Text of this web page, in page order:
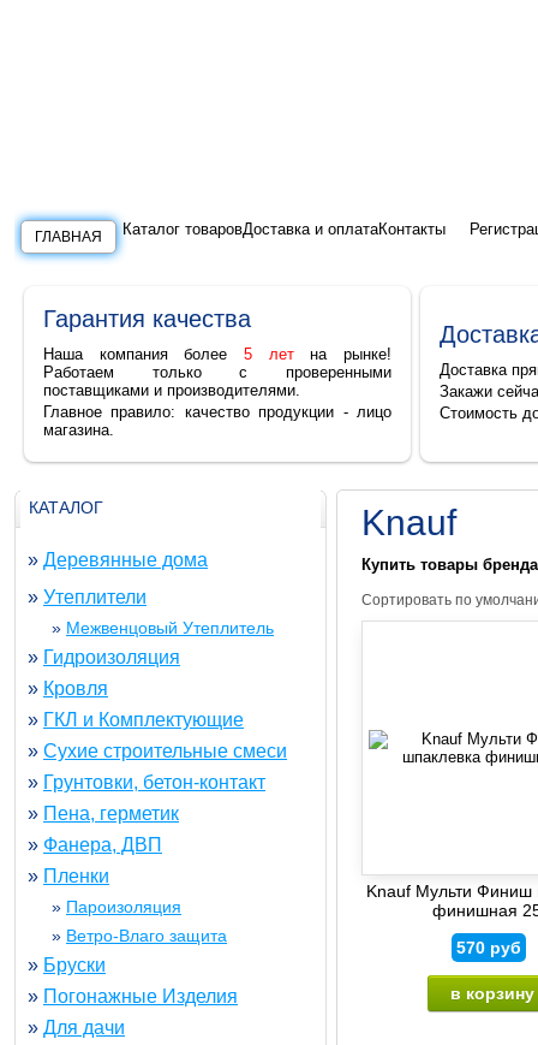
ГЛАВНАЯ Каталог товаровДоставка и оплатаКонтакты
Гарантия качества
Наша компания более 5 летна рынке!
Работаем только с проверенными
поставщиками и производителями.
Главное правило: качество продукции - лицо
магазина.
Доставка
Закажи
Cтоимость
Knauf
Купить товары
Сортировать по
Knauf Мульти Финиш
финишная
570 руб
КАТАЛОГ
» Деревянные дома
» Утеплители
» Межвенцовый Утеплитель
» Гидроизоляция
» Кровля
» ГКЛ и Комплектующие
» Сухие строительные смеси
» Грунтовки, бетон-контакт
» Пена, герметик
» Фанера, ДВП
» Пленки
» Пароизоляция
» Ветро-Влаго защита
» Бруски
» Погонажные Изделия
» Для дачи